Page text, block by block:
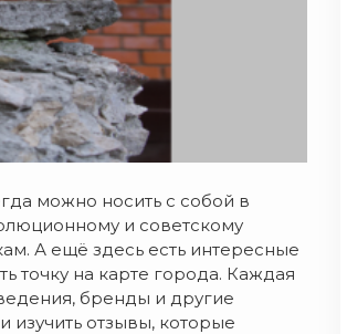
можно носить с собой в
и советскому
А ещё здесь есть интересные
точку на карте города. Каждая
бренды и другие
изучить отзывы, которые